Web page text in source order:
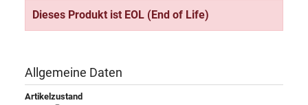
Dieses Produkt ist EOL (End of Life)
Allgemeine Daten
Artikelzustand